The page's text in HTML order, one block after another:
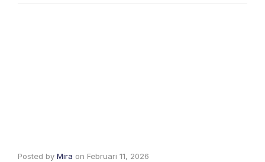
Posted by Mira on Februari 11, 2026